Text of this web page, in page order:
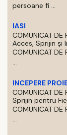
persoane fi ...
IASI
COMUNICAT
Acces, Sprijin și
COMUNICAT
...
INCEPERE
COMUNICAT
Sprijin pentru
COMUNICAT
...